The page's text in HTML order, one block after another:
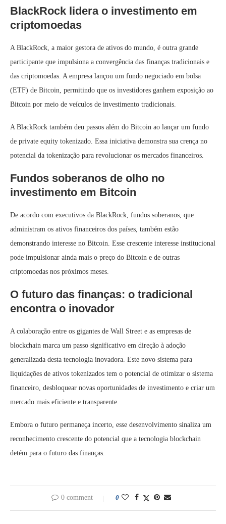
BlackRock lidera o investimento em
criptomoedas
A BlackRock, a maior gestora de ativos do mundo, é outra grande
participante que impulsiona a convergência das finanças tradicionais e
das criptomoedas. A empresa lançou um fundo negociado em bolsa
(ETF) de Bitcoin, permitindo que os investidores ganhem exposição ao
Bitcoin por meio de veículos de investimento tradicionais.
A BlackRock também deu passos além do Bitcoin ao lançar um fundo
de private equity tokenizado. Essa iniciativa demonstra sua crença no
potencial da tokenização para revolucionar os mercados financeiros.
Fundos soberanos de olho no
investimento em Bitcoin
De acordo com executivos da BlackRock, fundos soberanos, que
administram os ativos financeiros dos países, também estão
demonstrando interesse no Bitcoin. Esse crescente interesse institucional
pode impulsionar ainda mais o preço do Bitcoin e de outras
criptomoedas nos próximos meses.
O futuro das finanças: o tradicional
encontra o inovador
A colaboração entre os gigantes de Wall Street e as empresas de
blockchain marca um passo significativo em direção à adoção
generalizada desta tecnologia inovadora. Este novo sistema para
liquidações de ativos tokenizados tem o potencial de otimizar o sistema
financeiro, desbloquear novas oportunidades de investimento e criar um
mercado mais eficiente e transparente.
Embora o futuro permaneça incerto, esse desenvolvimento sinaliza um
reconhecimento crescente do potencial que a tecnologia blockchain
detém para o futuro das finanças.
0 comment 0